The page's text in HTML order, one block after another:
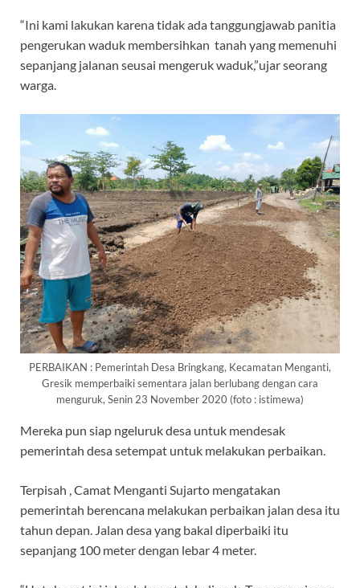
“Ini kami lakukan karena tidak ada tanggungjawab panitia
pengerukan waduk membersihkan tanah yang memenuhi
sepanjang jalanan seusai mengeruk waduk,”ujar seorang
warga.
PERBAIKAN : Pemerintah Desa Bringkang, Kecamatan Menganti,
Gresik memperbaiki sementara jalan berlubang dengan cara
menguruk, Senin 23 November 2020 (foto : istimewa)
Mereka pun siap ngeluruk desa untuk mendesak
pemerintah desa setempat untuk melakukan perbaikan.
Terpisah , Camat Menganti Sujarto mengatakan
pemerintah berencana melakukan perbaikan jalan desa itu
tahun depan. Jalan desa yang bakal diperbaiki itu
sepanjang 100 meter dengan lebar 4 meter.